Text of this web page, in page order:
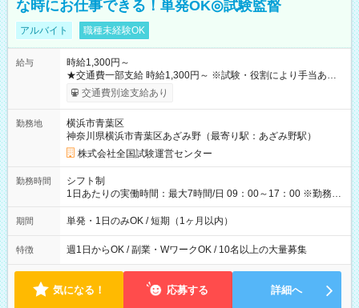
な時にお仕事できる！単発OK◎試験監督
アルバイト 職種未経験OK
給与
時給1,300円～
★交通費一部支給 時給1,300円～ ※試験・役割により手当あり
※勤務回数により昇給あり 【即給（前払い）オプションあ
り！】 希望される場合、勤務から1週間ほどで給与の一部を受け
例】 ・河合塾模擬試験 8:30～17:30（休憩1時間） 時給1,300円
×8時間＝日収10,400円＋交通費 ※当日の役割により時給＋100
円の場合あり ・国家試験 7:00～13:30（休憩なし） 時給1,300
円（役割手当＋100円）×6時間＝日収8,400円＋交通費 【試用期
間】試用期間なし
交通費別途支給あり
勤務地
横浜市青葉区
神奈川県横浜市青葉区あざみ野（最寄り駅：あざみ野駅）
株式会社全国試験運営センター
勤務時間
シフト制
1日あたりの実働時間：最大7時間/日 09：00～17：00 ※勤務時
間は 試験により異なります。
期間 単発・1日のみOK / 短期（1ヶ月以内）
特徴 週1日からOK / 副業・WワークOK / 10名以上の大量募集
気になる！ 応募する 詳細へ